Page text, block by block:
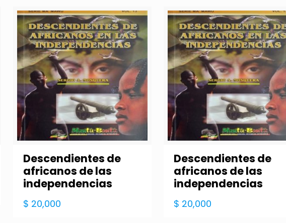
Descendientes de
africanos de las
independencias
$ 20,000
Descendientes de
africanos de las
independencias
$ 20,000